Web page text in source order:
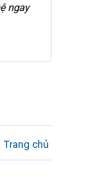
ngay
Trang chủ